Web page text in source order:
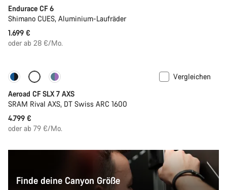
Endurace CF 6
Shimano CUES, Aluminium-Laufräder
1.699 €
oder ab 28 €/Mo.
Neue Verfügbarkeiten
Vergleichen
Aeroad CF SLX 7 AXS
SRAM Rival AXS, DT Swiss ARC 1600
4.799 €
oder ab 79 €/Mo.
Finde deine Canyon Größe